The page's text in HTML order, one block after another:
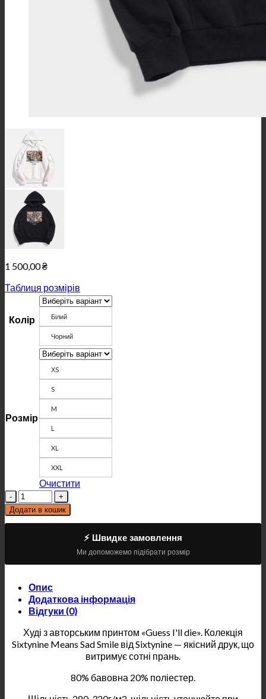
1 500,00₴
Таблиця розмірів
Колір Білий
Чорний
Розмір
ХS
S
M
L
XL
XXL
Очистити
Кількість
Додати в кошик
⚡ Швидке замовлення
Ми допоможемо підібрати розмір
Опис
Додаткова інформація
Відгуки (0)
Худі з авторським принтом «Guess I'll die». Колекція
Sixtynine Means Sad Smile від Sixtynine — якісний друк, що
витримує сотні прань.
80% бавовна 20% поліестер.